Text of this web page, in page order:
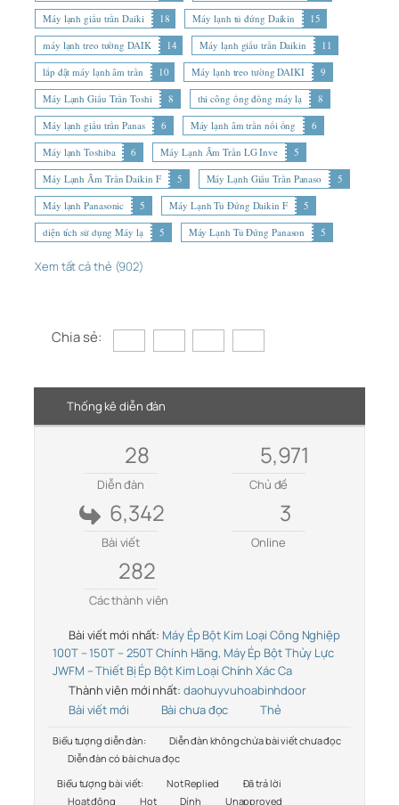
Máy lạnh giấu trần Daiki
18 Máy lạnh tủ đứng Daikin
15
máy lạnh treo tường DAIK
14 Máy lạnh giấu trần Daikin
11
lắp đặt máy lạnh âm trần
10 Máy lạnh treo tường DAIKI
9
Máy Lạnh Giấu Trần Toshi
8 thi công ống đồng máy lạ
8
Máy lạnh giấu trần Panas
6 Máy lạnh âm trần nối ống
6
Máy lạnh Toshiba
6 Máy Lạnh Âm Trần LG Inve
5
Máy Lạnh Âm Trần Daikin F
5 Máy Lạnh Giấu Trần Panaso
5
Máy lạnh Panasonic
5 Máy Lạnh Tủ Đứng Daikin F
5
diện tích sử dụng Máy lạ
5 Máy Lạnh Tủ Đứng Panason 5
Xem tất cả thẻ (902)
Chia sẻ:
Thống kê diễn đàn
28
Diễn đàn
5,971
Chủ đề
6,342
Bài viết
3
Online
282
Các thành viên
Bài viết mới nhất: Máy Ép Bột Kim Loại Công Nghiệp
100T – 150T – 250T Chính Hãng, Máy Ép Bột Thủy Lực
JWFM – Thiết Bị Ép Bột Kim Loại Chính Xác Ca
Thành viên mới nhất: daohuyvuhoabinhdoor
Bài viết mới
Bài chưa đọc Thẻ
Biểu tượng diễn đàn:
Diễn đàn không chứa bài viết chưa đọc
Diễn đàn có bài chưa đọc
Biểu tượng bài viết:
Not Replied
Đã trả lời
Hoạt động
Hot Dính Unapproved